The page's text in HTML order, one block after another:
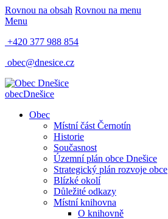
Rovnou na obsah Rovnou na menu
Menu
+420 377 988 854
obec@dnesice.cz
obecDnešice
Obec
Místní část Černotín
Historie
Současnost
Územní plán obce Dnešice
Strategický plán rozvoje obce
Blízké okolí
Důležité odkazy
Místní knihovna
O knihovně